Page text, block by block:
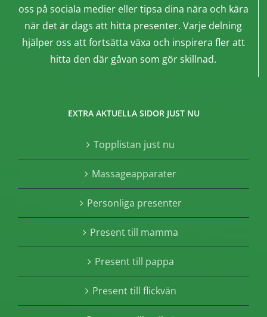
oss på sociala medier eller tipsa dina nära och kära
när det är dags att hitta presenter. Varje delning
hjälper oss att fortsätta växa och inspirera fler att
hitta den där gåvan som gör skillnad.
EXTRA AKTUELLA SIDOR JUST NU
Topplistan just nu
Massageapparater
Personliga presenter
Present till mamma
Present till pappa
Present till flickvän